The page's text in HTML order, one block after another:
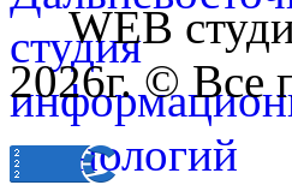
WEB
2026г. © Все